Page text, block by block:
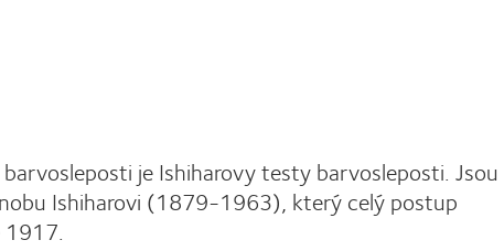
je Ishiharovy testy barvosleposti. Jsou
Ishiharovi (1879-1963), který celý postup
1917.